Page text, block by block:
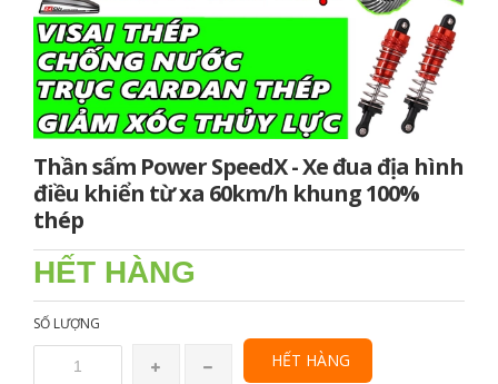
Thần sấm Power SpeedX - Xe đua địa hình
điều khiển từ xa 60km/h khung 100%
thép
HẾT HÀNG
SỐ LƯỢNG
HẾT HÀNG